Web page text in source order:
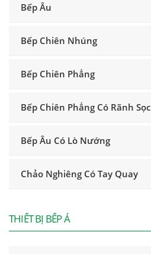
Bếp Âu
Bếp Chiên Nhúng
Bếp Chiên Phẳng
Bếp Chiên Phẳng Có Rãnh Sọc
Bếp Âu Có Lò Nướng
Chảo Nghiêng Có Tay Quay
THIẾT BỊ BẾP Á